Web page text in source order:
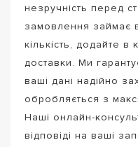
незручність перед
замовлення займає
кількість, додайте в
доставки. Ми
ваші дані надійно
обробляється з
Наші онлайн-
відповіді на ваші